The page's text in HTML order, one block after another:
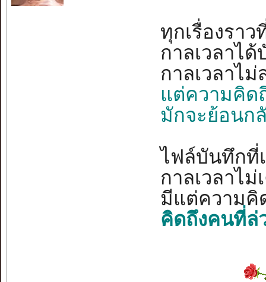
ทุกเรื่องราว
กาลเวลาไ
กาลเวลาไ
แต่ความคิด
มักจะย้อนก
ไฟล์บันทึกที่
กาลเวลาไ
มีแต่ความคิ
คิดถึงคนที่ล่